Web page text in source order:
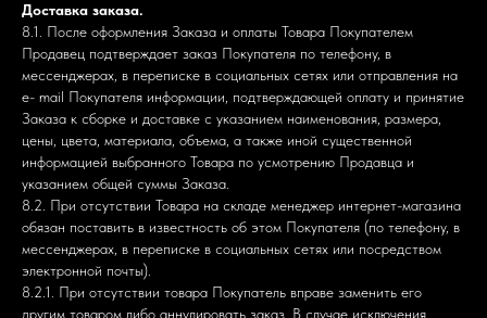
Доставка заказа.
8.1. После оформления Заказа и оплаты Товара Покупателем
Продавец подтверждает заказ Покупателя по телефону, в
мессенджерах, в переписке в социальных сетях или отправления на
e- mail Покупателя информации, подтверждающей оплату и принятие
Заказа к сборке и доставке с указанием наименования, размера,
цены, цвета, материала, объема, а также иной существенной
информацией выбранного Товара по усмотрению Продавца и
указанием общей суммы Заказа.
8.2. При отсутствии Товара на складе менеджер интернет-магазина
обязан поставить в известность об этом Покупателя (по телефону, в
мессенджерах, в переписке в социальных сетях или посредством
электронной почты).
8.2.1. При отсутствии товара Покупатель вправе заменить его
другим товаром либо аннулировать заказ. В случае исключения